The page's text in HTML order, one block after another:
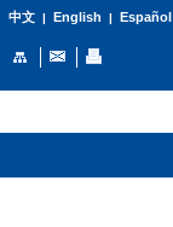
中文| English | Español